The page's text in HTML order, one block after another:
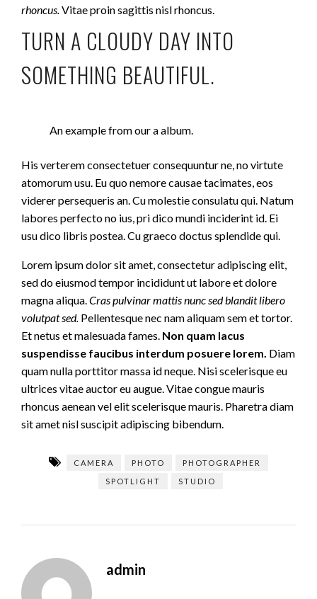
rhoncus.Vitae proin sagittis nisl rhoncus.
TURN A CLOUDY DAY INTO
SOMETHING BEAUTIFUL.
An example from our a album.
His verterem consectetuer consequuntur ne, no virtute
atomorum usu. Eu quo nemore causae tacimates, eos
viderer persequeris an. Cu molestie consulatu qui. Natum
labores perfecto no ius, pri dico mundi inciderint id. Ei
usu dico libris postea. Cu graeco doctus splendide qui.
Lorem ipsum dolor sit amet, consectetur adipiscing elit,
sed do eiusmod tempor incididunt ut labore et dolore
magna aliqua.Cras pulvinar mattis nunc sed blandit libero
volutpat sed. Pellentesque nec nam aliquam sem et tortor.
Et netus et malesuada fames. Non quam lacus
suspendisse faucibus interdum posuere lorem. Diam
quam nulla porttitor massa id neque. Nisi scelerisque eu
ultrices vitae auctor eu augue. Vitae congue mauris
rhoncus aenean vel elit scelerisque mauris. Pharetra diam
sit amet nisl suscipit adipiscing bibendum.
CAMERA PHOTO
PHOTOGRAPHER
SPOTLIGHT
STUDIO
admin